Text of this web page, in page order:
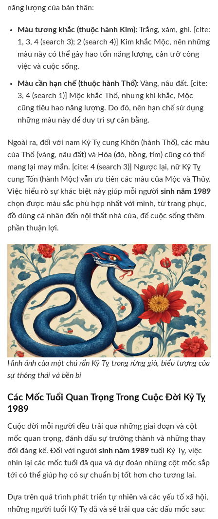
năng lượng của bản thân:
Màu tương khắc (thuộc hành Kim):Trắng, xám, ghi. [cite:
1, 3, 4 (search 3); 2 (search 4)] Kim khắc Mộc, nên những
màu này có thể gây hao tổn năng lượng, cản trở công
việc và cuộc sống.
Màu cần hạn chế (thuộc hành Thổ):Vàng, nâu đất. [cite:
3, 4 (search 1)] Mộc khắc Thổ, nhưng khi khắc, Mộc
cũng tiêu hao năng lượng. Do đó, nên hạn chế sử dụng
những màu này để duy trì sự cân bằng.
Ngoài ra, đối với nam Kỷ Tỵ cung Khôn (hành Thổ), các màu
của Thổ (vàng, nâu đất) và Hỏa (đỏ, hồng, tím) cũng có thể
mang lại may mắn. [cite: 4 (search 3)] Ngược lại, nữ Kỷ Tỵ
cung Tốn (hành Mộc) vẫn ưu tiên các màu của Mộc và Thủy.
Việc hiểu rõ sự khác biệt này giúp mỗi người sinh năm 1989
chọn được màu sắc phù hợp nhất với mình, từ trang phục,
đồ dùng cá nhân đến nội thất nhà cửa, để cuộc sống thêm
phần thuận lợi.
Hình ảnh của một chú rắn Kỷ Tỵ trong rừng già, biểu tượng của
sự thông thái và bền bỉ
Các Mốc Tuổi Quan Trọng Trong Cuộc Đời Kỷ Tỵ
1989
Cuộc đời mỗi người đều trải qua những giai đoạn và cột
mốc quan trọng, đánh dấu sự trưởng thành và những thay
đổi đáng kể. Đối với người sinh năm 1989 tuổi Kỷ Tỵ, việc
nhìn lại các mốc tuổi đã qua và dự đoán những cột mốc sắp
tới có thể giúp họ có sự chuẩn bị tốt hơn cho tương lai.
Dựa trên quá trình phát triển tự nhiên và các yếu tố xã hội,
những người tuổi Kỷ Tỵ đã và sẽ trải qua các dấu mốc sau: